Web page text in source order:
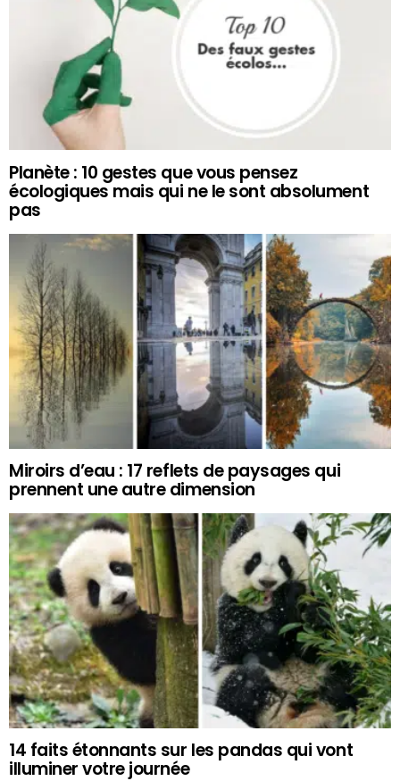
Planète : 10 gestes que vous pensez
écologiques mais qui ne le sont absolument
pas
Miroirs d’eau : 17 reflets de paysages qui
prennent une autre dimension
14 faits étonnants sur les pandas qui vont
illuminer votre journée